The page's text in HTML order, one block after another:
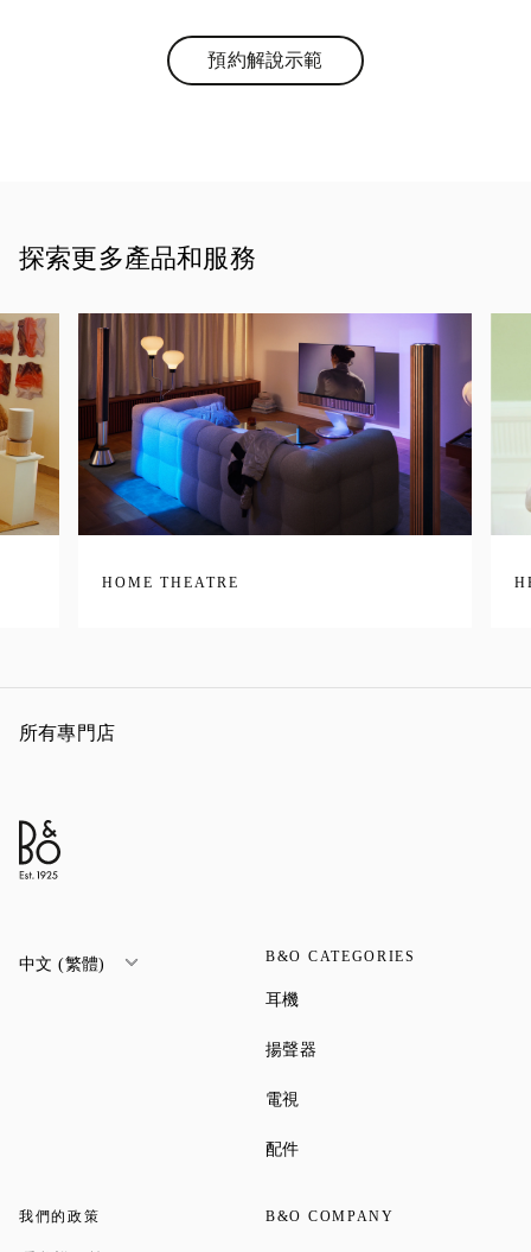
預約解說示範Link Opens in New Tab
探索更多產品和服務
HOME THEATRE
所有專門店
中文 (繁體) B&O CATEGORIES
耳機Link Opens in New Tab
揚聲器
電視
配件Link Opens in New Tab
我們的政策 B&O COMPANY